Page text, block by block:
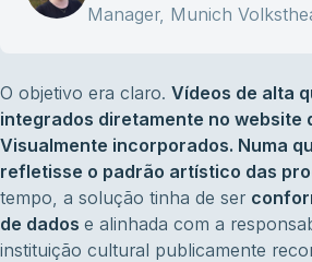
Manager, Munich
O objetivo era claro. Vídeos de alta
integrados diretamente no website
Visualmente incorporados. Numa
refletisse o padrão artístico das
tempo, a solução tinha de ser
de dados e alinhada com a
instituição cultural publicamente